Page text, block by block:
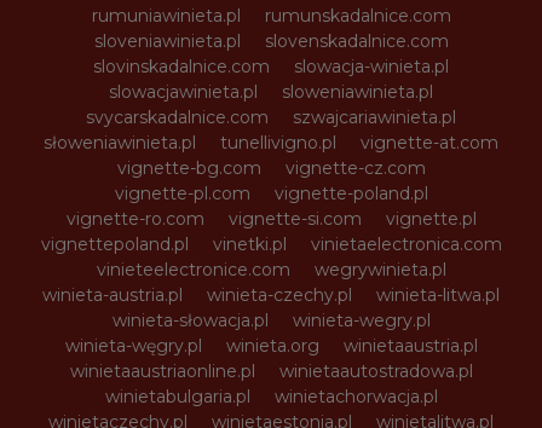
rumuniawinieta.pl
rumunskadalnice.com
sloveniawinieta.pl
slovenskadalnice.com
slovinskadalnice.com
slowacja-winieta.pl
slowacjawinieta.pl
sloweniawinieta.pl
svycarskadalnice.com
szwajcariawinieta.pl
słoweniawinieta.pl
tunellivigno.pl
vignette-at.com
vignette-bg.com
vignette-cz.com
vignette-pl.com
vignette-poland.pl
vignette-ro.com
vignette-si.com
vignette.pl
vignettepoland.pl
vinetki.pl
vinietaelectronica.com
vinieteelectronice.com
wegrywinieta.pl
winieta-austria.pl
winieta-czechy.pl
winieta-litwa.pl
winieta-słowacja.pl
winieta-wegry.pl
winieta-węgry.pl
winieta.org
winietaaustria.pl
winietaaustriaonline.pl
winietaautostradowa.pl
winietabulgaria.pl
winietachorwacja.pl
winietaczechy.pl
winietaestonia.pl winietalitwa.pl